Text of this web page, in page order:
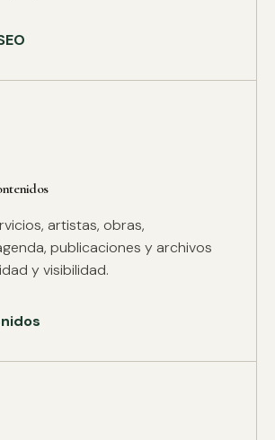
artistas, obras,
publicaciones y archivos
y visibilidad.